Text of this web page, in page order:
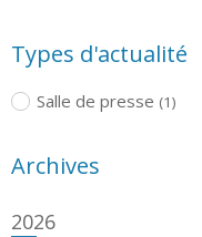
Types d'actualité
Salle de presse (1)
Archives
2026